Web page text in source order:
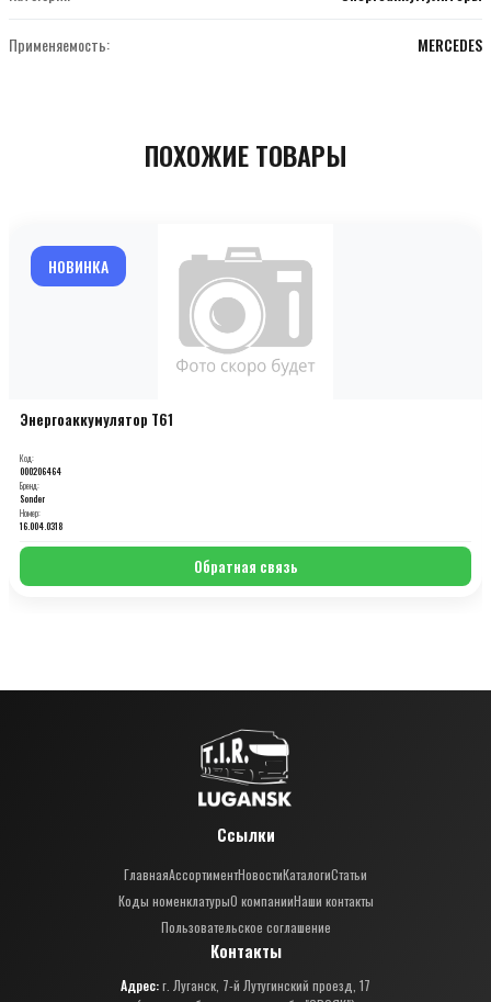
Применяемость: MERCEDES
ПОХОЖИЕ ТОВАРЫ
НОВИНКА
Энергоаккумулятор T61
Код:
000206464
Бренд:
Sonder
Номер:
16.004.0318
Обратная связь
Ссылки
ГлавнаяАссортиментНовостиКаталогиСтатьи
Коды номенклатурыО компанииНаши контакты
Пользовательское соглашение
Контакты
Адрес:г. Луганск, 7-й Лутугинский проезд, 17